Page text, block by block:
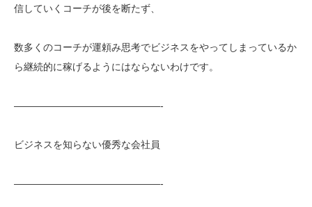
信していくコーチが後を断たず、
数多くのコーチが運頼み思考でビジネスをやってしまっているか
ら継続的に稼げるようにはならないわけです。
———————————————-
ビジネスを知らない優秀な会社員
———————————————-